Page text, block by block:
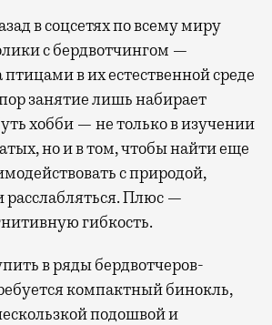
в соцсетях по всему миру
с бердвотчингом —
в их естественной среде
занятие лишь набирает
хобби — не только в изучении
но и в том, чтобы найти еще
с природой,
расслабляться. Плюс —
гибкость.
в ряды бердвотчеров-
компактный бинокль,
подошвой и